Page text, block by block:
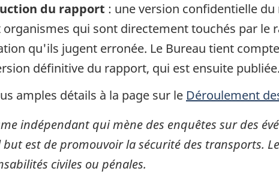
du rapport : une version confidentielle
organismes qui sont directement touchés par
qu'ils jugent erronée. Le Bureau tient
définitive du rapport, qui est ensuite publiée.
amples détails à la page sur le Déroulement
indépendant qui mène des enquêtes sur des
but est de promouvoir la sécurité des transports.
civiles ou pénales.